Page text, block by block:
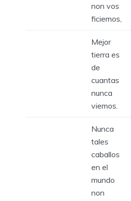
non vos
ficiemos,
Mejor
tierra es
de
cuantas
nunca
viemos.
Nunca
tales
caballos
en el
mundo
non